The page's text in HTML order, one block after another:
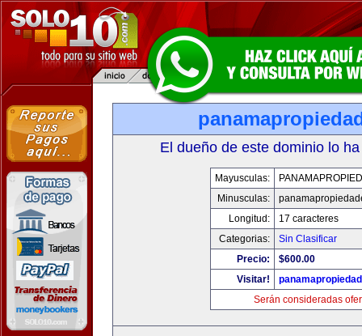
El dueño de este dominio lo
Mayusculas:
Minusculas:
Longitud:
17 caracteres
Categorias:
Sin Clasificar
Precio:
$600.00
Visitar!
Serán consideradas